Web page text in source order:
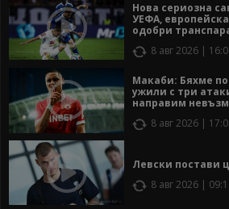
Нова сериозна
УЕФА,
одобри
8 авг 2026 |
Макаби: Бяхме
ужили с три
направим
8 авг 2026 |
Левски постави
8 авг 2026 |